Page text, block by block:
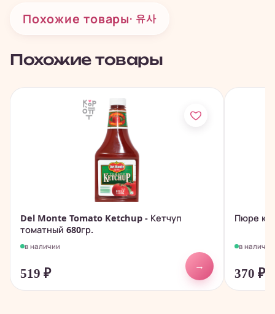
Похожие товары· 유사
Похожие товары
Del Monte Tomato Ketchup - Кетчуп
томатный 680гр.
в наличии
519 ₽
→
Пюре
в наличии
370₽